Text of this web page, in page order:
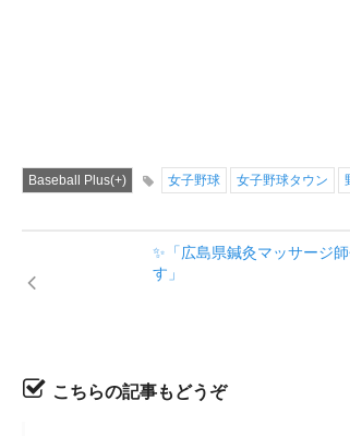
Baseball Plus(+) 女子野球 女子野球タウン
✨「広島県鍼灸マッサージ
す」
こちらの記事もどうぞ